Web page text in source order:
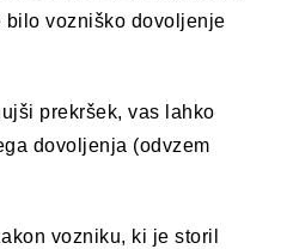
bilo vozniško dovoljenje
prekršek, vas lahko
dovoljenja (odvzem
vozniku, ki je storil